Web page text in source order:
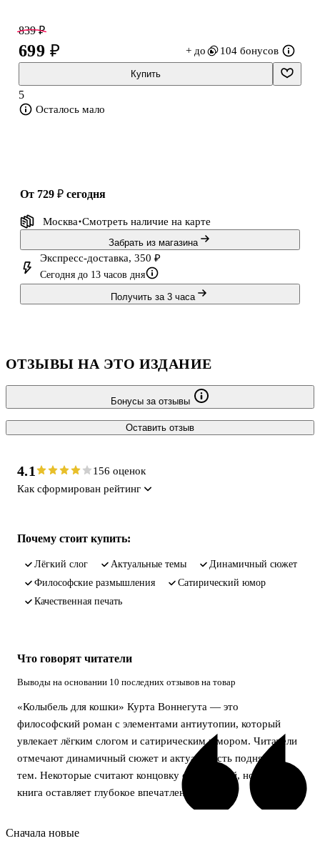
КОШКИ»…
839 ₽
699 ₽ + до 104 бонусов
Купить
5
Осталось мало
от 729 ₽ сегодня
Москва Смотреть наличие на карте
Забрать из магазина
Экспресс-доставка, 350 ₽
Сегодня до 13 часов дня
Получить за 3 часа
ОТЗЫВЫ НА ЭТО ИЗДАНИЕ
Бонусы за отзывы
Оставить отзыв
4.1
156 оценок
Как сформирован рейтинг
Почему стоит купить:
лёгкий слог актуальные темы
динамичный сюжет
философские размышления
сатирический юмор
качественная печать
Что говорят читатели
Выводы на основании 10 последних отзывов на товар
«Колыбель для кошки» Курта Воннегута — это
философский роман с элементами антиутопии, который
увлекает лёгким слогом и сатирическим юмором. Читатели
отмечают динамичный сюжет и актуальность поднятых
тем. Некоторые считают концовку скомканной, но в целом
книга оставляет глубокое впечатление.
Сначала новые